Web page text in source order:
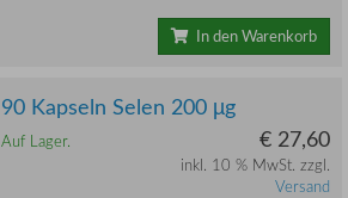
In den Warenkorb
90 Kapseln Selen 200 µg
Auf Lager. € 27,60
inkl. 10 % MwSt. zzgl.
Versand